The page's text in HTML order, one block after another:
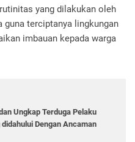
yang dilakukan oleh
guna terciptanya lingkungan
imbauan kepada warga
Ungkap Terduga Pelaku
Dengan Ancaman